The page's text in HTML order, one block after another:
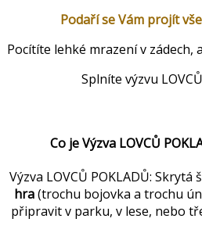
Podaří se Vám projít
Pocítíte lehké mrazení v
Splníte výzvu
Co je Výzva LOVCŮ
Výzva LOVCŮ POKLADŮ: Skrytá
hra(trochu bojovka a trochu
připravit v parku, v lese, nebo